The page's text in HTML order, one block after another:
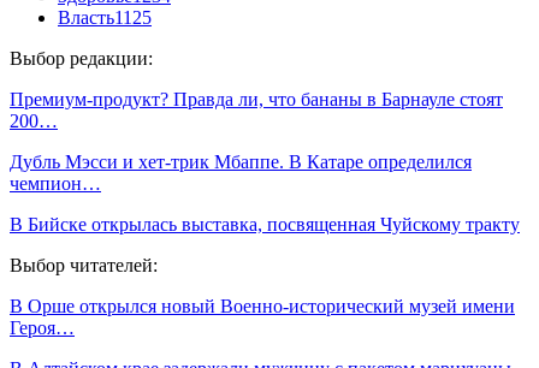
Власть1125
Выбор редакции:
Премиум-продукт? Правда ли, что бананы в Барнауле стоят
200…
Дубль Мэсси и хет-трик Мбаппе. В Катаре определился
чемпион…
В Бийске открылась выставка, посвященная Чуйскому тракту
Выбор читателей:
В Орше открылся новый Военно-исторический музей имени
Героя…